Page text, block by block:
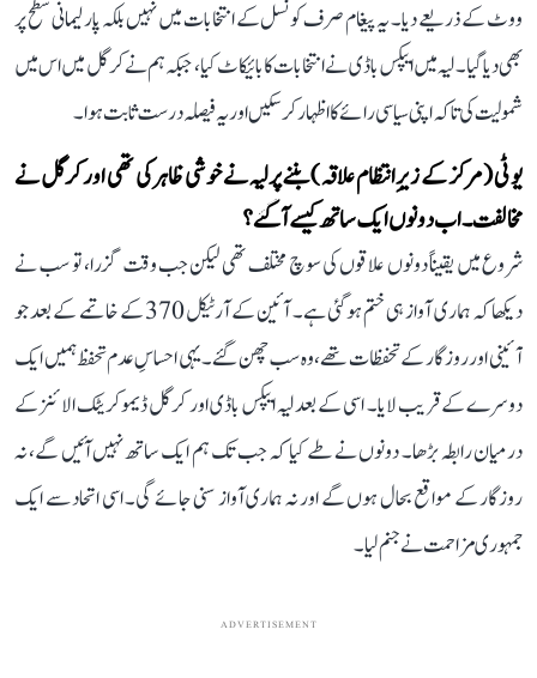
ووٹ کے ذریعے دیا۔ یہ پیغام صرف کونسل کے انتخابات میں نہیں بلکہ پارلیمانی سطح پر
بھی دیا گیا۔ لیہ میں ایپکس باڈی نے انتخابات کا بائیکاٹ کیا، جبکہ ہم نے کرگل میں اس میں
شمولیت کی تاکہ اپنی سیاسی رائے کا اظہار کر سکیں اور یہ فیصلہ درست ثابت ہوا۔
یو ٹی (مرکز کے زیرِ انتظام علاقہ) بننے پر لیہ نے خوشی ظاہر کی تھی اور کرگل نے
مخالفت۔ اب دونوں ایک ساتھ کیسے آ گئے؟
شروع میں یقیناً دونوں علاقوں کی سوچ مختلف تھی لیکن جب وقت گزرا، تو سب نے
دیکھا کہ ہماری آواز ہی ختم ہو گئی ہے۔ آئین کے آرٹیکل 370 کے خاتمے کے بعد جو
آئینی اور روزگار کے تحفظات تھے، وہ سب چھن گئے۔ یہی احساسِ عدم تحفظ ہمیں ایک
دوسرے کے قریب لایا۔ اسی کے بعد لیہ ایپکس باڈی اور کرگل ڈیموکریٹک الائنز کے
درمیان رابطہ بڑھا۔ دونوں نے طے کیا کہ جب تک ہم ایک ساتھ نہیں آئیں گے، نہ
روزگار کے مواقع بحال ہوں گے اور نہ ہماری آواز سنی جائے گی۔ اسی اتحاد سے ایک
جمہوری مزاحمت نے جنم لیا۔
ADVERTISEMENT